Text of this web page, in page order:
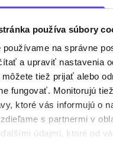
používa súbory
používame na správne
a upraviť nastavenia
tiež prijať alebo
fungovať. Monitorujú
ktoré vás informujú o
s partnermi v
údajmi, ktoré od
zľavu 10 € na
na odber noviniek a